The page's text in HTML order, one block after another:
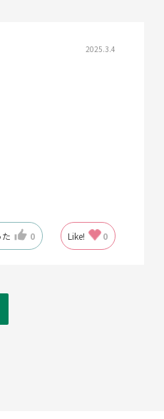
2025.3.4
0 Like! 0